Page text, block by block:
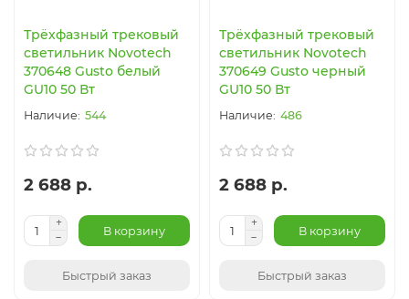
Трёхфазный трековый
светильник Novotech
370648 Gusto белый
GU10 50 Вт
544
2 688 р.
В корзину
Быстрый заказ
Трёхфазный трековый
светильник Novotech
370649 Gusto черный
GU10 50 Вт
486
2 688 р.
В корзину
Быстрый заказ